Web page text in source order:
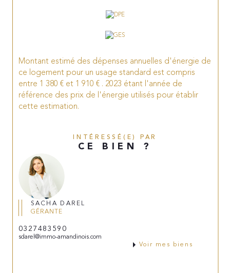
Montant estimé des dépenses annuelles d'énergie de
ce logement pour un usage standard est compris
entre 1 380 € et 1 910 € . 2023 étant l'année de
référence des prix de l'énergie utilisés pour établir
cette estimation.
INTÉRESSÉ(E) PAR
CE BIEN ?
SACHA DAREL
GÉRANTE
0327483590
sdarel@immo-amandinois.com
Voir mes biens